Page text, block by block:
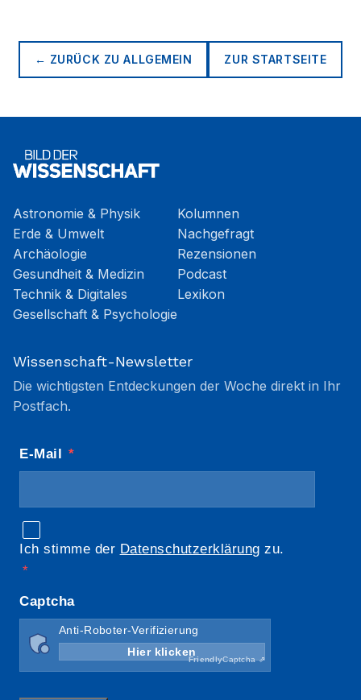
← ZURÜCK ZUALLGEMEIN ZUR STARTSEITE
Astronomie & Physik
Erde & Umwelt
Archäologie
Gesundheit & Medizin
Technik & Digitales
Gesellschaft & Psychologie
Kolumnen
Nachgefragt
Rezensionen
Podcast
Lexikon
Wissenschaft-Newsletter
Die wichtigsten Entdeckungen der Woche direkt in Ihr
Postfach.